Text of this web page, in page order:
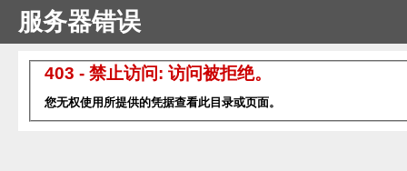
服务器错误
403 - 禁止访问: 访问被拒绝。
您无权使用所提供的凭据查看此目录或页面。